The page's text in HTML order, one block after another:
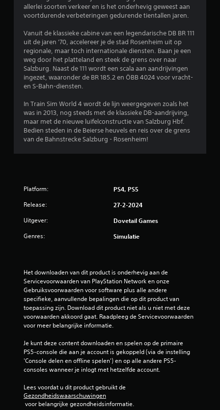
d
l
n
g
4
.
4
r
e
u
allerlei soorten verkeer en is het onderhevig geweest aan
voortdurende verbeteringen gedurende tientallen jaren.
Vanuit de klassieke cabine van een legendarische DB BR 111
uit de jaren '70, accelereer je de stad Rosenheim uit op
regionale, maar toch internationale diensten. Baan je een
weg door het platteland en steek de grens over naar
Salzburg. Naast de 111 wordt een scala aan aandrijvingen
ingezet, waaronder de BR 185.2 en ÖBB 4024 voor vracht-
en S-Bahn-diensten.
In Train Sim World 4 wordt de lijn weergegeven zoals het
was in 2013, nog steeds met de klassieke DB-aandrijving,
maar met de nieuwe luifelconstructie van Salzburg Hbf.
Bedien steden in de Beierse heuvels en reis over de grens
van de Bahnstrecke Salzburg - Rosenheim!
Platform: PS4, PS5
Release: 27-2-2024
Uitgever: Dovetail Games
Genres: Simulatie
Het downloaden van dit product is onderhevig aan de
Servicevoorwaarden van PlayStation Network en onze
Gebruiksvoorwaarden voor software plus alle andere
specifieke, aanvullende bepalingen die op dit product van
toepassing zijn. Download dit product niet als u niet met deze
voorwaarden akkoord gaat. Raadpleeg de Servicevoorwaarden
voor meer belangrijke informatie.
Je kunt deze content downloaden en spelen op de primaire
PS5-console die aan je account is gekoppeld (via de instelling
'Console delen en offline spelen') en op alle andere PS5-
consoles wanneer je inlogt met hetzelfde account.
Lees voordat u dit product gebruikt de
Gezondheidswaarschuwingen
voor belangrijke gezondheidsinformatie.